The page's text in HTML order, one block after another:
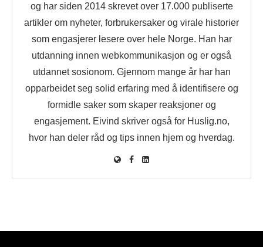
og har siden 2014 skrevet over 17.000 publiserte
artikler om nyheter, forbrukersaker og virale historier
som engasjerer lesere over hele Norge. Han har
utdanning innen webkommunikasjon og er også
utdannet sosionom. Gjennom mange år har han
opparbeidet seg solid erfaring med å identifisere og
formidle saker som skaper reaksjoner og
engasjement. Eivind skriver også for Huslig.no,
hvor han deler råd og tips innen hjem og hverdag.